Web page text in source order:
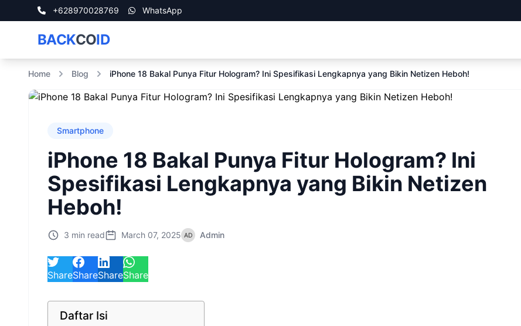
+628970028769 WhatsApp
BACKCOID
Home Blog iPhone 18 Bakal Punya Fitur Hologram? Ini Spesifikasi Lengkapnya yang Bikin Netizen Heboh!
Smartphone
iPhone 18 Bakal Punya Fitur Hologram? Ini
Spesifikasi Lengkapnya yang Bikin Netizen
Heboh!
3 min read March 07, 2025 Admin
ShareShareShareShare
Daftar Isi